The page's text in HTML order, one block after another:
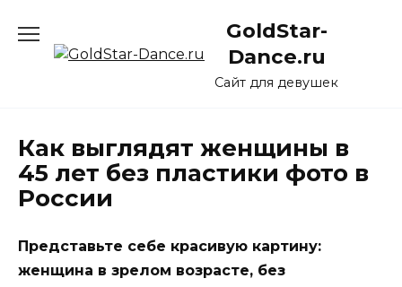
содержанию
GoldStar-
Dance.ru
Сайт для девушек
Как выглядят женщины в
45 лет без пластики фото в
России
Представьте себе красивую картину:
женщина в зрелом возрасте, без